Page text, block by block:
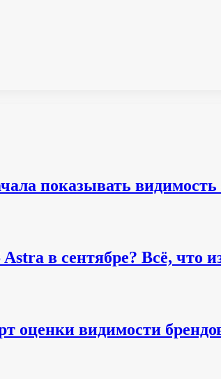
показывать
в сентябре? Всё, что
оценки видимости